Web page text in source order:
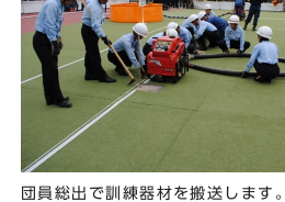
団員総出で訓練器材を搬送します。